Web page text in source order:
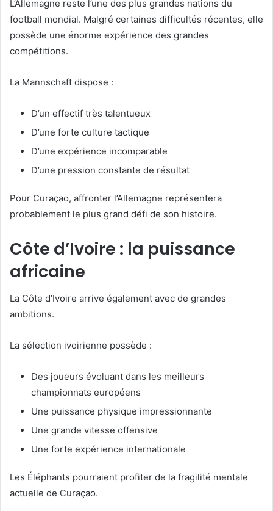
L’Allemagne reste l’une des plus grandes nations du
football mondial. Malgré certaines difficultés récentes, elle
possède une énorme expérience des grandes
compétitions.
La Mannschaft dispose :
D’un effectif très talentueux
D’une forte culture tactique
D’une expérience incomparable
D’une pression constante de résultat
Pour Curaçao, affronter l’Allemagne représentera
probablement le plus grand défi de son histoire.
Côte d’Ivoire : la puissance
africaine
La Côte d’Ivoire arrive également avec de grandes
ambitions.
La sélection ivoirienne possède :
Des joueurs évoluant dans les meilleurs
championnats européens
Une puissance physique impressionnante
Une grande vitesse offensive
Une forte expérience internationale
Les Éléphants pourraient profiter de la fragilité mentale
actuelle de Curaçao.